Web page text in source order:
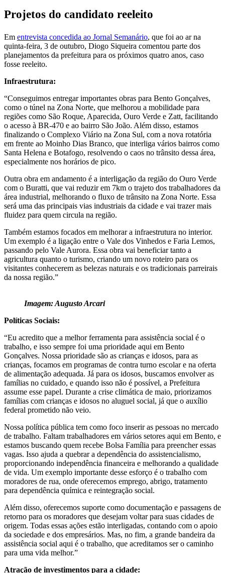
Projetos do candidato reeleito
Em entrevista concedida ao Jornal Semanário, que foi ao ar na
quinta-feira, 3 de outubro, Diogo Siqueira comentou parte dos
planejamentos da prefeitura para os próximos quatro anos, caso
fosse reeleito.
Infraestrutura:
“Conseguimos entregar importantes obras para Bento Gonçalves,
como o túnel na Zona Norte, que melhorou a mobilidade para
regiões como São Roque, Aparecida, Ouro Verde e Zatt, facilitando
o acesso à BR-470 e ao bairro São João. Além disso, estamos
finalizando o Complexo Viário na Zona Sul, com a nova rotatória
em frente ao Moinho Dias Branco, que interliga vários bairros como
Santa Helena e Botafogo, resolvendo o caos no trânsito dessa área,
especialmente nos horários de pico.
Outra obra em andamento é a interligação da região do Ouro Verde
com o Buratti, que vai reduzir em 7km o trajeto dos trabalhadores da
área industrial, melhorando o fluxo de trânsito na Zona Norte. Essa
será uma das principais vias industriais da cidade e vai trazer mais
fluidez para quem circula na região.
Também estamos focados em melhorar a infraestrutura no interior.
Um exemplo é a ligação entre o Vale dos Vinhedos e Faria Lemos,
passando pelo Vale Aurora. Essa obra vai beneficiar tanto a
agricultura quanto o turismo, criando um novo roteiro para os
visitantes conhecerem as belezas naturais e os tradicionais parreirais
da nossa região.”
Imagem: Augusto Arcari
Políticas Sociais:
“Eu acredito que a melhor ferramenta para assistência social é o
trabalho, e isso sempre foi uma prioridade aqui em Bento
Gonçalves. Nossa prioridade são as crianças e idosos, para as
crianças, focamos em programas de contra turno escolar e na oferta
de alimentação adequada. Já para os idosos, buscamos envolver as
famílias no cuidado, e quando isso não é possível, a Prefeitura
assume esse papel. Durante a crise climática de maio, priorizamos
famílias com crianças e idosos no aluguel social, já que o auxílio
federal prometido não veio.
Nossa política pública tem como foco inserir as pessoas no mercado
de trabalho. Faltam trabalhadores em vários setores aqui em Bento, e
estamos buscando quem recebe Bolsa Família para preencher essas
vagas. Isso ajuda a quebrar a dependência do assistencialismo,
proporcionando independência financeira e melhorando a qualidade
de vida. Um exemplo importante desse esforço é o trabalho com
moradores de rua, onde oferecemos emprego, abrigo, tratamento
para dependência química e reintegração social.
Além disso, oferecemos suporte como documentação e passagens de
retorno para os moradores que desejam voltar para suas cidades de
origem. Todas essas ações estão interligadas, contando com o apoio
da sociedade e dos empresários. Mas, no fim, a grande bandeira da
assistência social aqui é o trabalho, que acreditamos ser o caminho
para uma vida melhor.”
Atração de investimentos para a cidade: